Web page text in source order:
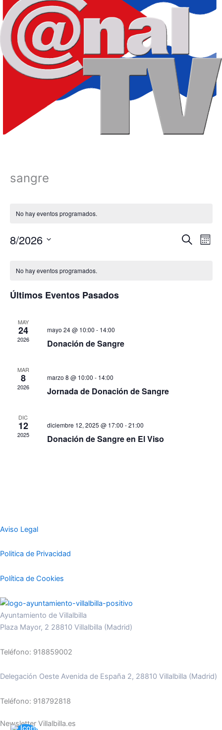
sangre
No hay eventos programados.
Navegación
BuscarMes
8/2026
fecha.
deNo hay eventos programados.
Últimos Eventos Pasados
MAY
24
2026
mayo 24 @ 10:00 - 14:00
Donación de Sangre
MAR
8
2026
marzo 8 @ 10:00 - 14:00
Jornada de Donación de Sangre
DIC
12
2025
diciembre 12, 2025 @ 17:00 -21:00
Donación de Sangre en El Viso
Aviso Legal
Politica de Privacidad
Política de Cookies
Ayuntamiento de Villalbilla
Plaza Mayor, 2 28810 Villalbilla (Madrid)
Teléfono: 918859002
Delegación Oeste Avenida de España 2, 28810 Villalbilla (Madrid)
Teléfono: 918792818
Newsletter Villalbilla.es